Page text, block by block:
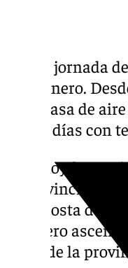
Nueva jornada de
15 de enero.
una masa de
varios días con
Para hoy, la
la provincia. La
en la costa
un ligero
norte de la